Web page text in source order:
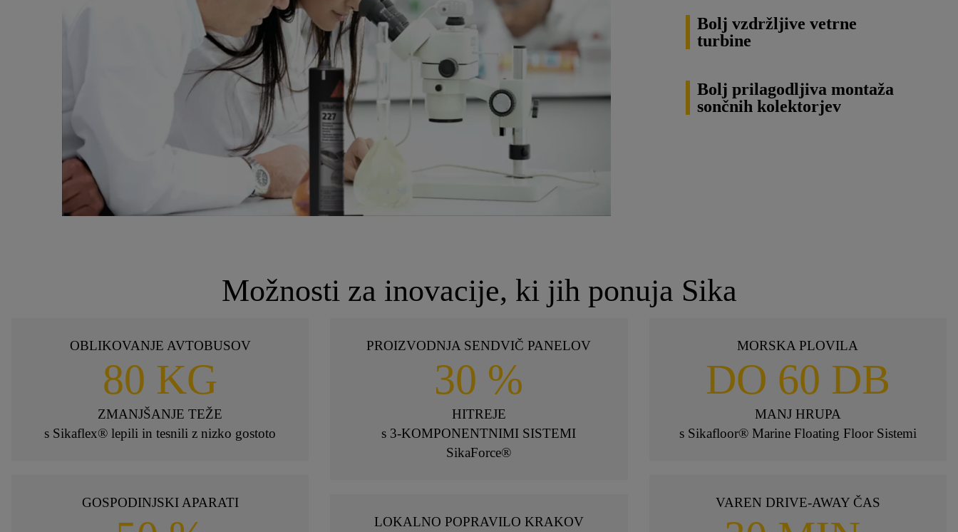
Bolj vzdržljive vetrne
turbine
Bolj prilagodljiva montaža
sončnih kolektorjev
Možnosti za inovacije, ki jih ponuja Sika
OBLIKOVANJE AVTOBUSOV
80 KG
ZMANJŠANJE TEŽE
s Sikaflex® lepili in tesnili z nizko gostoto
GOSPODINJSKI APARATI
PROIZVODNJA SENDVIČ PANELOV
30 %
HITREJE
s 3-KOMPONENTNIMI SISTEMI
SikaForce®
LOKALNO POPRAVILO KRAKOV
MORSKA PLOVILA
DO 60 DB
MANJ HRUPA
s Sikafloor® Marine Floating Floor Sistemi
VAREN DRIVE-AWAY ČAS